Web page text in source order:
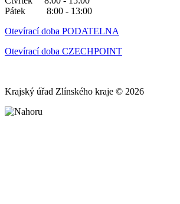
Pátek 8:00 - 13:00
Otevírací doba PODATELNA
Otevírací doba CZECHPOINT
Krajský úřad Zlínského kraje © 2026